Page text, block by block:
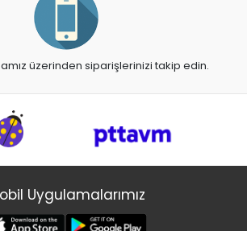
üzerinden siparişlerinizi takip edin.
Uygulamalarımız